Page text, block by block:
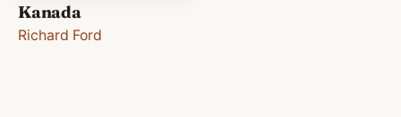
Kanada
Richard Ford